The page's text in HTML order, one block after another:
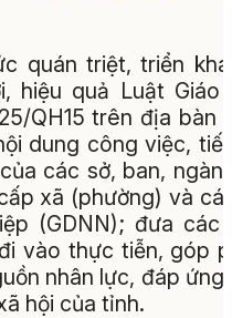
quán triệt, triển
hiệu quả Luật Giáo
QH15 trên địa bàn
dung công việc,
các sở, ban,
xã (phường) và
(GDNN); đưa các
vào thực tiễn, góp
nhân lực, đáp ứng
hội của tỉnh.